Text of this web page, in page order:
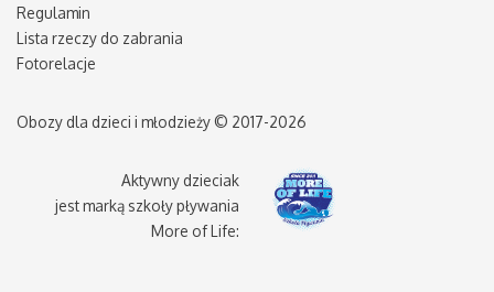
Regulamin
Lista rzeczy do zabrania
Fotorelacje
Obozy dla dzieci i młodzieży © 2017-2026
Aktywny dzieciak
jest marką szkoły pływania
More of Life: